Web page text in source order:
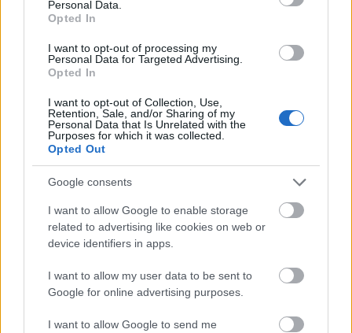
Personal Data.
Opted In
I want to opt-out of processing my
Personal Data for Targeted Advertising.
Opted In
I want to opt-out of Collection, Use,
Retention, Sale, and/or Sharing of my
Personal Data that Is Unrelated with the
Purposes for which it was collected.
Opted Out
Google consents
I want to allow Google to enable storage
related to advertising like cookies on web or
device identifiers in apps.
I want to allow my user data to be sent to
Google for online advertising purposes.
I want to allow Google to send me
Διαβάζονται αυτή τη στιγμή
Ανασφάλιστα οχήματα: Στο «ψηφιακό κόσκινο»
της ΑΑΔΕ οι ενστάσεις για τα πρόστιμα
Μετά την επιτυχία των καθαρών οικοπέδων, ας
τολμήσουμε τα «καθαρά χωράφια» και
μεταρρύθμιση της γης στην Ελλάδα
προβλέπεται να χάσει το 30% του πληθυσμού
της μέχρι το 2070